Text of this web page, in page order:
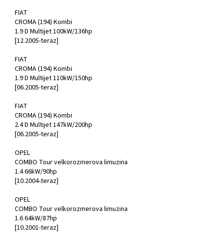
FIAT
CROMA (194) Kombi
1.9 D Multijet 100kW/136hp
[12.2005-teraz]
FIAT
CROMA (194) Kombi
1.9 D Multijet 110kW/150hp
[06.2005-teraz]
FIAT
CROMA (194) Kombi
2.4 D Multijet 147kW/200hp
[06.2005-teraz]
OPEL
COMBO Tour velkorozmerova limuzina
1.4 66kW/90hp
[10.2004-teraz]
OPEL
COMBO Tour velkorozmerova limuzina
1.6 64kW/87hp
[10.2001-teraz]